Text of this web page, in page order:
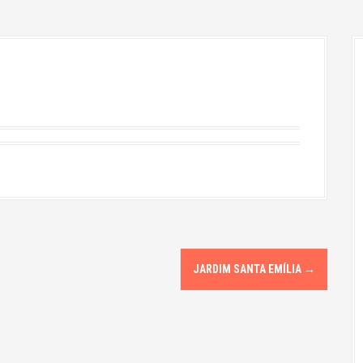
JARDIM SANTA EMÍLIA →